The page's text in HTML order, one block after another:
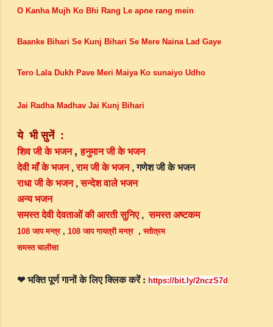
O Kanha Mujh Ko Bhi Rang Le apne rang mein
Baanke Bihari Se Kunj Bihari Se Mere Naina Lad Gaye
Tero Lala Dukh Pave Meri Maiya Ko sunaiyo Udho
Jai Radha Madhav Jai Kunj Bihari
ये भी सुनें:
शिव जी के भजन ,हनुमान जी के भजन
देवी माँ के भजन,राम जी के भजन, गणेश जी के भजन
राधा जी के भजन,सन्देश वाले भजन
अन्य भजन
समस्त देवी देवताओं की आरती सुनिए,समस्त अष्टकम
108 जाप मन्त्र , 108 जाप गायत्री मन्त्र ,स्तोत्रम
समस्त चालीसा
❤ भक्तिपूर्णगानोंकेलिएक्लिककरें: https://bit.ly/2nczS7d